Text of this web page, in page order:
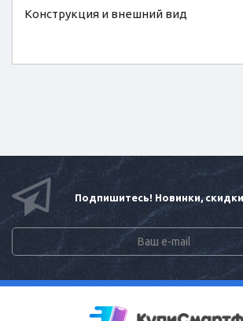
Конструкция и внешний вид
Подпишитесь! Новинки,